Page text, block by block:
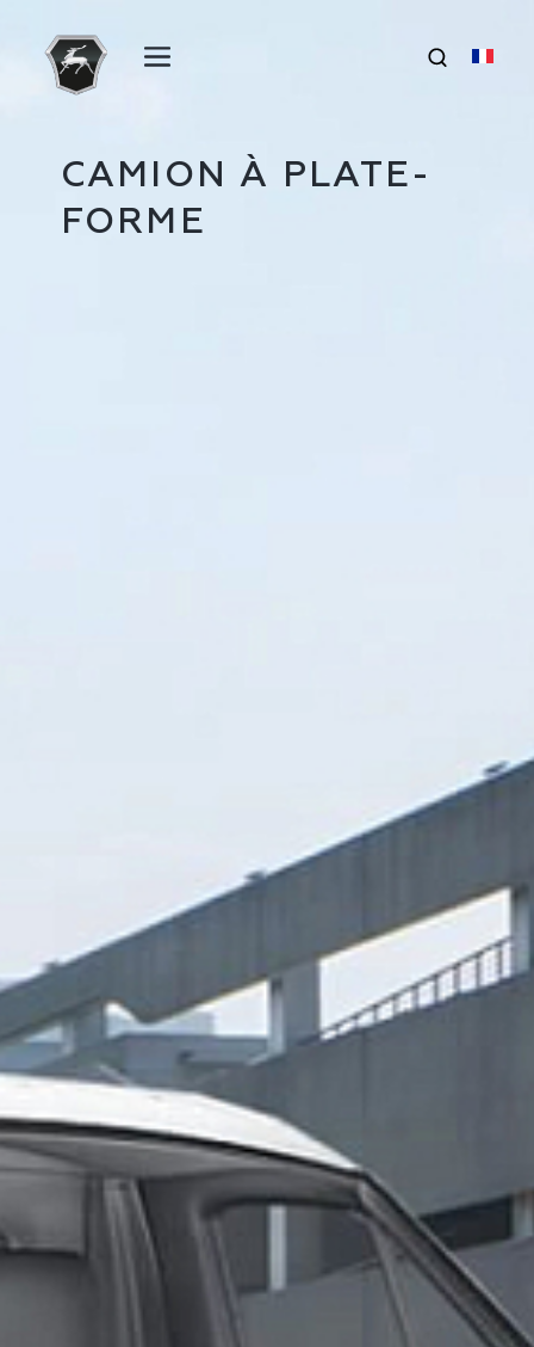
CAMION À PLATE-
FORME